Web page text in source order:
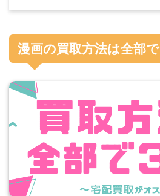
漫画の買取方法は全部で